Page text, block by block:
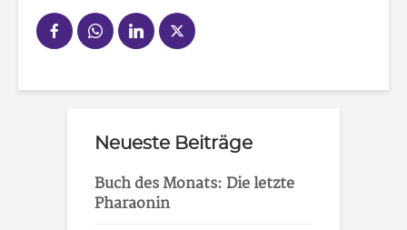
Neueste Beiträge
Buch des Monats: Die letzte
Pharaonin